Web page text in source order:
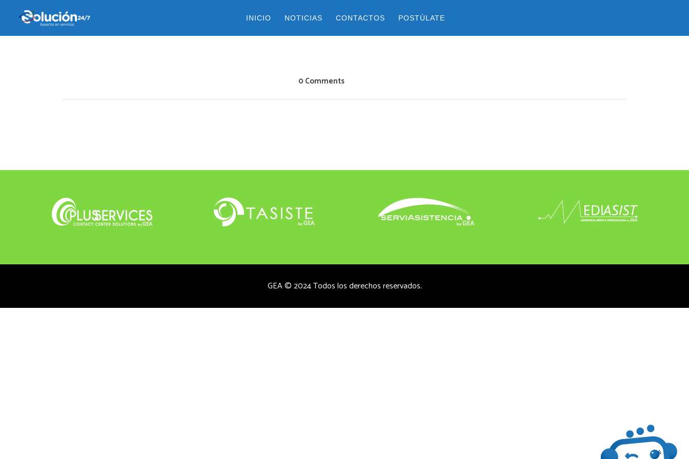
INICIO NOTICIAS CONTACTOS POSTÚLATE
20 junio, 2022
0 Comments
GEA © 2024 Todos los derechos reservados.